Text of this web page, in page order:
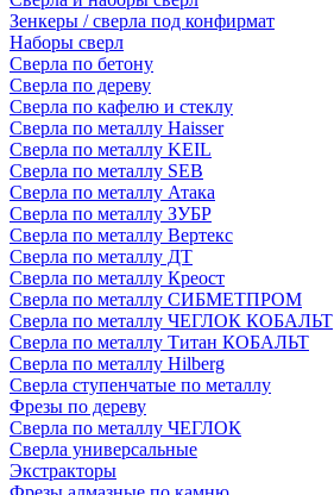
Зенкеры / сверла под конфирмат
Наборы сверл
Сверла по бетону
Сверла по дереву
Сверла по кафелю и стеклу
Сверла по металлу Haisser
Сверла по металлу KEIL
Сверла по металлу SEB
Сверла по металлу Атака
Сверла по металлу ЗУБР
Сверла по металлу Вертекс
Сверла по металлу ДТ
Сверла по металлу Креост
Сверла по металлу СИБМЕТПРОМ
Сверла по металлу ЧЕГЛОК КОБАЛЬТ
Сверла по металлу Титан КОБАЛЬТ
Сверла по металлу Hilberg
Сверла ступенчатые по металлу
Фрезы по дереву
Сверла по металлу ЧЕГЛОК
Сверла универсальные
Экстракторы